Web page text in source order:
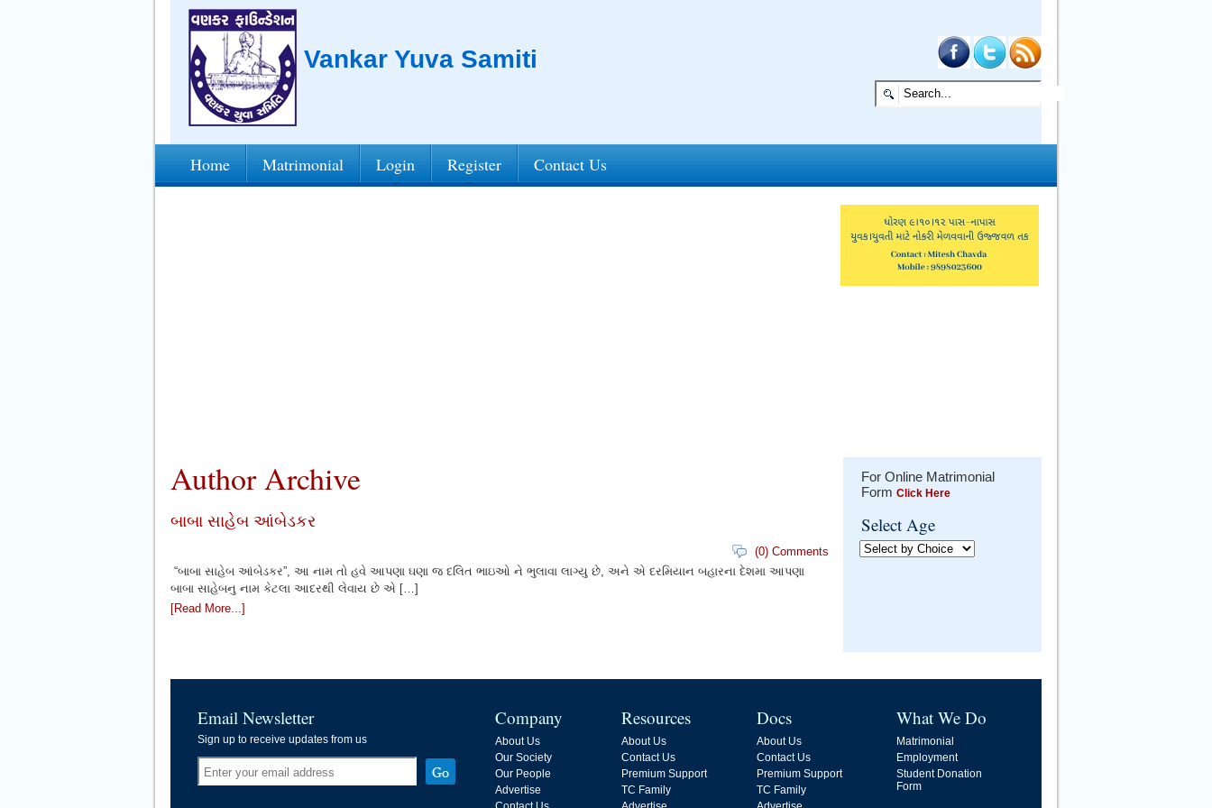
Vankar Yuva Samiti
Home Matrimonial Login Register Contact Us
Author Archive
બાબા સાહેબ આંબેડકર
(0) Comments
“બાબા સાહેબ આંબેડકર”, આ નામ તો હવે આપણા ઘણા જ દલિત ભાઇઓ ને ભુલાવા લાગ્યુ છે, અને એ દરમિયાન બહારના દેશમા આપણા
બાબા સાહેબનુ નામ કેટલા આદરથી લેવાય છે એ […]
[Read More...]
For Online Matrimonial
Form Click Here
Select Age
Email Newsletter
Sign up to receive updates from us
Company
About Us
Our Society
Our People
Advertise
Resources
About Us
Contact Us
Premium Support
TC Family
Docs
About Us
Contact Us
Premium Support
TC Family
What We Do
Matrimonial
Employment
Student Donation
Form